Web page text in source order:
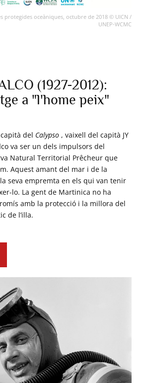
protegides oceàniques, octubre de 2018 © UICN /
UNEP-WCMC
(1927-2012):
a "l'home peix"
del Calypso , vaixell del capità JY
va ser un dels impulsors del
Natural Territorial Prêcheur que
Aquest amant del mar i de la
seva empremta en els qui van tenir
lo. La gent de Martinica no ha
amb la protecció i la millora del
de l’illa.